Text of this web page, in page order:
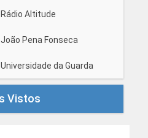
Rádio Altitude
Pena Fonseca
da Guarda
Vistos